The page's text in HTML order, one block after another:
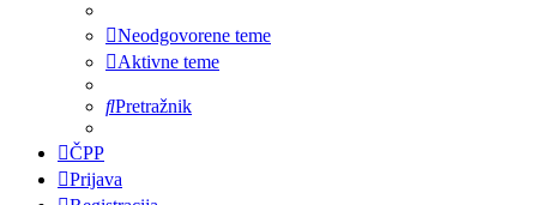
Neodgovorene teme
Aktivne teme
Pretražnik
ČPP
Prijava